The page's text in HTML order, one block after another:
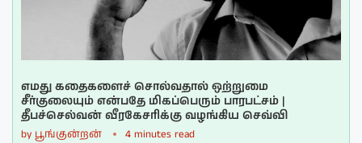
எமது கதைகளைச் சொல்வதால் ஒற்றுமை
சீர்குலையும் என்பதே மிகப்பெரும் பாரபட்சம் |
தீபச்செல்வன் வீரகேசரிக்கு வழங்கிய செவ்வி
by பூங்குன்றன் 4 minutes read